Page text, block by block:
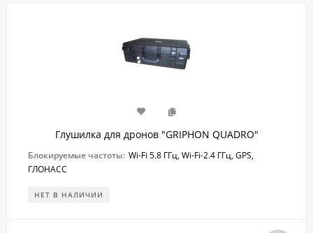
Глушилка для дронов "GRIPHON QUADRO"
Блокируемые частоты: Wi-Fi 5.8 ГГц, Wi-Fi-2.4 ГГц, GPS,
ГЛОНАСС
НЕТ В НАЛИЧИИ